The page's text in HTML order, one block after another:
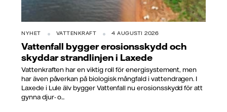
NYHET VATTENKRAFT 4 AUGUSTI 2026
Vattenfall bygger erosionsskydd och
skyddar strandlinjen i Laxede
Vattenkraften har en viktig roll för energisystement, men
har även påverkan på biologisk mångfald i vattendragen. I
Laxede i Lule älv bygger Vattenfall nu erosionsskydd för att
gynna djur- o...